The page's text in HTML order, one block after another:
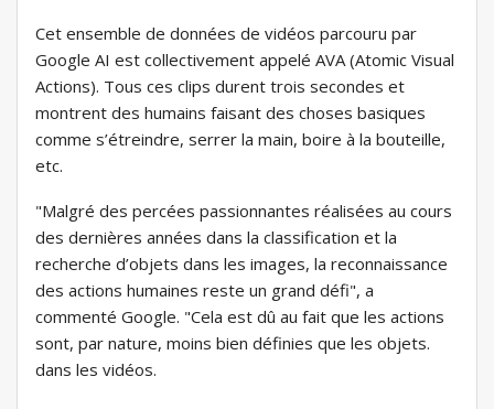
Cet ensemble de données de vidéos parcouru par
Google AI est collectivement appelé AVA (Atomic Visual
Actions). Tous ces clips durent trois secondes et
montrent des humains faisant des choses basiques
comme s’étreindre, serrer la main, boire à la bouteille,
etc.
"Malgré des percées passionnantes réalisées au cours
des dernières années dans la classification et la
recherche d’objets dans les images, la reconnaissance
des actions humaines reste un grand défi", a
commenté Google. "Cela est dû au fait que les actions
sont, par nature, moins bien définies que les objets.
dans les vidéos.